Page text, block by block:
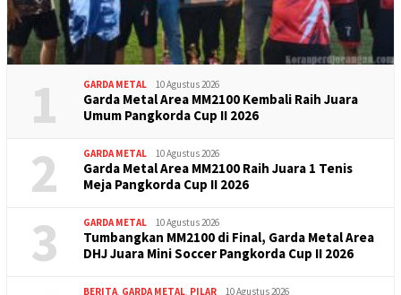
1 GARDA METAL 10 Agustus 2026
Garda Metal Area MM2100 Kembali Raih Juara
Umum Pangkorda Cup II 2026
2 GARDA METAL 10 Agustus 2026
Garda Metal Area MM2100 Raih Juara 1 Tenis
Meja Pangkorda Cup II 2026
3 GARDA METAL 10 Agustus 2026
Tumbangkan MM2100 di Final, Garda Metal Area
DHJ Juara Mini Soccer Pangkorda Cup II 2026
BERITA, GARDA METAL, PILAR 10 Agustus 2026